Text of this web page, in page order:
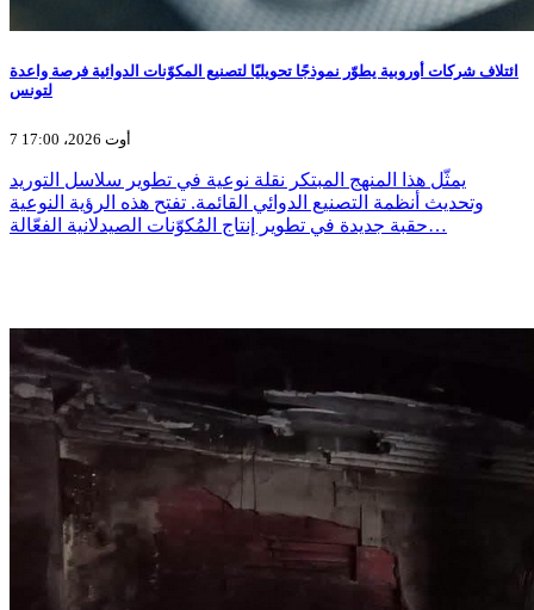
ائتلاف شركات أوروبية يطوّر نموذجًا تحويليًا لتصنيع المكوّنات الدوائية فرصة واعدة
لتونس
7 أوت 2026، 17:00
يمثّل هذا المنهج المبتكر نقلة نوعية في تطوير سلاسل التوريد
وتحديث أنظمة التصنيع الدوائي القائمة. تفتح هذه الرؤية النوعية
حقبة جديدة في تطوير إنتاج المُكوّنات الصيدلانية الفعّالة…